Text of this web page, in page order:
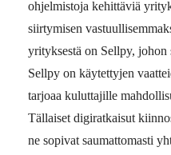
ohjelmistoja kehittäviä
siirtymisen
yrityksestä on Sellpy,
Sellpy on käytettyjen
tarjoaa kuluttajille
Tällaiset digiratkaisut
ne sopivat saumattomasti